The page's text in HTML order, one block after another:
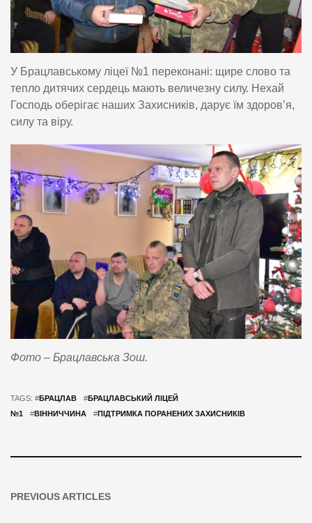
У Брацлавському ліцеї №1 переконані: щире слово та
тепло дитячих сердець мають величезну силу. Нехай
Господь оберігає наших Захисників, дарує їм здоров’я,
силу та віру.
Фото – Брацлавська Зош.
TAGS: #БРАЦЛАВ #БРАЦЛАВСЬКИЙ ЛІЦЕЙ
№1
#ВІННИЧЧИНА #ПІДТРИМКА ПОРАНЕНИХ ЗАХИСНИКІВ
PREVIOUS ARTICLES